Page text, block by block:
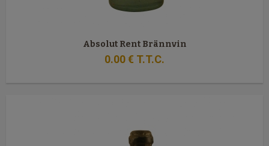
Absolut Rent Brännvin
0.00€ T.T.C.